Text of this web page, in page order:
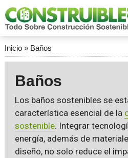
Inicio» Baños
Baños
Los baños sostenibles se
característica esencial de la
sostenible. Integrar
energía, además de
diseño, no solo reduce el